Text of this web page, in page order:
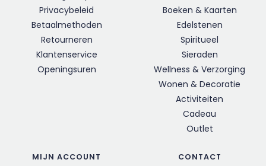
Privacybeleid
Betaalmethoden
Retourneren
Klantenservice
Openingsuren
Boeken & Kaarten
Edelstenen
Spiritueel
Sieraden
Wellness & Verzorging
Wonen & Decoratie
Activiteiten
Cadeau
Outlet
MIJN ACCOUNT CONTACT